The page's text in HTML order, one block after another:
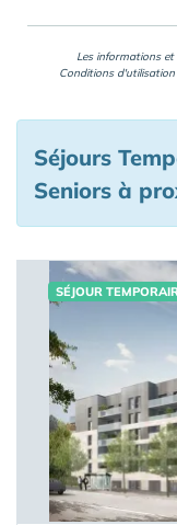
Les informations
Conditions
Séjours
Seniors à
SÉJOUR